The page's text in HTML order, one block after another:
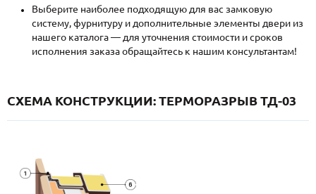
Записаться на замер
Выберите наиболее подходящую для вас замковую
систему, фурнитуру и дополнительные элементы двери из
нашего каталога — для уточнения стоимости и сроков
исполнения заказа обращайтесь к нашим консультантам!
СХЕМА КОНСТРУКЦИИ: ТЕРМОРАЗРЫВ ТД-03